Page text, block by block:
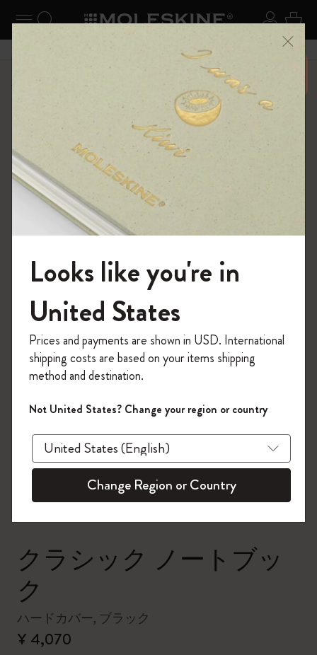
ナビゲーションの切替 ログ
検索 (キーワードなど) カ
6,500円以上のご購入で送料無料 メニ
ーを閉じる
ショップ The Original Notebook
クラシック ノートブッ
ク
ハードカバー, ブラック
¥ 4,070
モレスキンの世界へようこそ
「WELCOME10」を入力すると、初回注
文が10%オフ＋送料無料になります。セ
ール・アウトレット品は適用外。
Moleskineアカウントを作成して限定オフ
ァーや会員特典、さらに多くのインスピ
レーションを手に入れましょう。
今すぐ会員登録 !
Looks like you're in
United States
Prices and payments are shown in USD. International
shipping costs are based on your items shipping
method and destination.
Not United States? Change your region or country
Change Region or Country